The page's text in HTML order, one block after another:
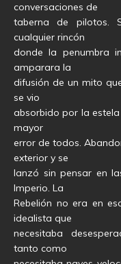
conversaciones de
taberna de pilotos.
cualquier rincón
donde la penumbra
amparara la
difusión de un mito
se vio
absorbido por la
mayor
error de todos.
exterior y se
lanzó sin pensar en
Imperio. La
Rebelión no era en
idealista que
necesitaba
tanto como